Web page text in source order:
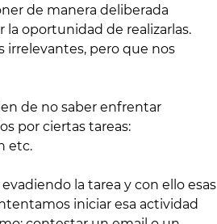
de manera deliberada
oportunidad de realizarlas.
irrelevantes, pero que nos
de no saber enfrentar
por ciertas tareas:
etc.
la tarea y con ello esas
iniciar esa actividad